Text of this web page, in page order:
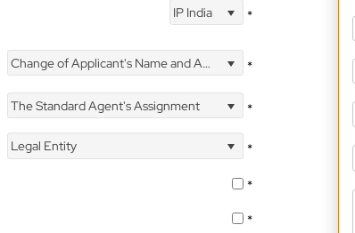
IP India *
Change of Applicant's Name and Address *
The Standard Agent's Assignment
*
Legal Entity
*
*
*